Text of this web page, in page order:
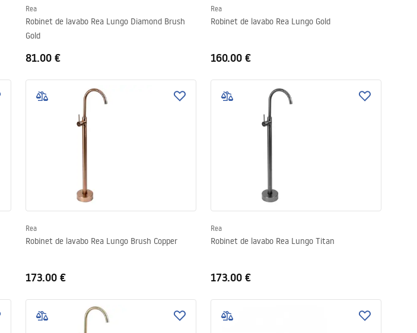
Rea
Robinet de lavabo Rea Lungo Diamond Brush
Gold
81.00 €
Rea
Robinet de lavabo Rea Lungo Gold
160.00 €
Rea
Robinet de lavabo Rea Lungo Brush Copper
173.00 €
Rea
Robinet de lavabo Rea Lungo Titan
173.00 €